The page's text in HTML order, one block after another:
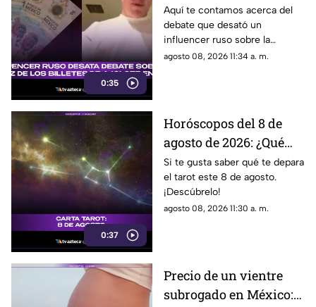
0:35
Influencer ruso desata
debate sobre la escasez
de los billetes de ajolote
en México
Aquí te contamos acerca del
debate que desató un
influencer ruso sobre la
escasez de los nuevos billetes
agosto 08, 2026 11:34 a. m.
0:37
Horóscopos del 8 de
agosto de 2026: ¿Qué
revelan las cartas del
tarot?
Si te gusta saber qué te depara
el tarot este 8 de agosto.
¡Descúbrelo!
agosto 08, 2026 11:30 a. m.
Precio de un vientre
subrogado en México: